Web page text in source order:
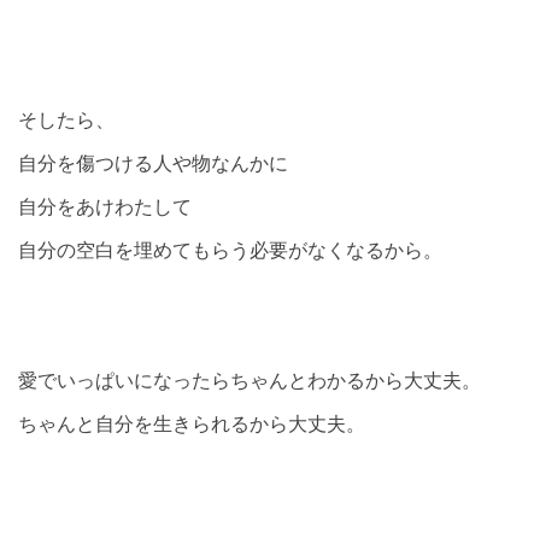
そしたら、
自分を傷つける人や物なんかに
自分をあけわたして
自分の空白を埋めてもらう必要がなくなるから。
愛でいっぱいになったらちゃんとわかるから大丈夫。
ちゃんと自分を生きられるから大丈夫。